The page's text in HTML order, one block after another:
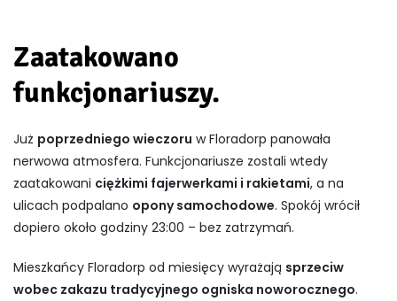
Zaatakowano
funkcjonariuszy.
Już poprzedniego wieczoru w Floradorp panowała
nerwowa atmosfera. Funkcjonariusze zostali wtedy
zaatakowani ciężkimi fajerwerkami i rakietami, a na
ulicach podpalano opony samochodowe. Spokój wrócił
dopiero około godziny 23:00 – bez zatrzymań.
Mieszkańcy Floradorp od miesięcy wyrażają sprzeciw
wobec zakazu tradycyjnego ogniska noworocznego.